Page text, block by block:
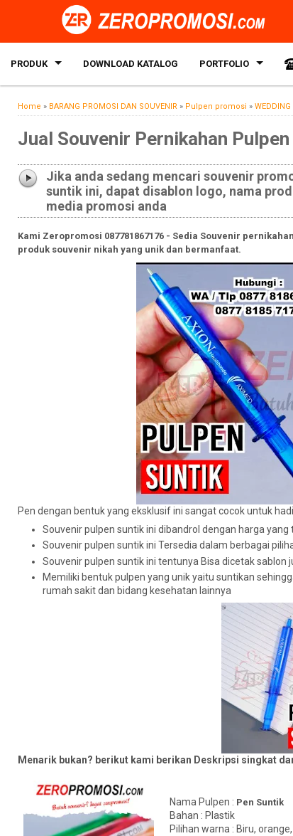
PRODUK DOWNLOAD KATALOG PORTFOLIO
Home » BARANG PROMOSI DAN SOUVENIR » Pulpen promosi » WEDDING
Jual Souvenir Pernikahan
Jika anda sedang mencari souvenir
suntik ini, dapat disablon logo, nama
media promosi anda
Kami Zeropromosi 087781867176 - Sedia Souvenir
produk souvenir nikah yang unik dan bermanfaat.
Pen dengan bentuk yang eksklusif ini sangat cocok untuk
Souvenir pulpen suntik ini dibandrol dengan harga yang
Souvenir pulpen suntik ini Tersedia dalam berbagai
Souvenir pulpen suntik ini tentunya Bisa dicetak sablon
Memiliki bentuk pulpen yang unik yaitu suntikan
rumah sakit dan bidang kesehatan lainnya
Menarik bukan? berikut kami berikan Deskripsi singkat
Nama Pulpen : Pen Suntik
Bahan : Plastik
Pilihan warna : Biru,